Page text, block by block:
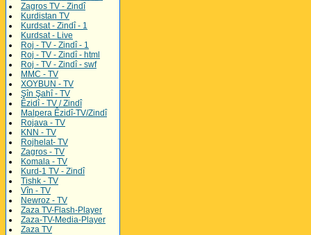
Zagros TV - Zindî
Kurdistan TV
Kurdsat - Zindî - 1
Kurdsat - Live
Roj - TV - Zindî - 1
Roj - TV - Zindî - html
Roj - TV - Zindî - swf
MMC - TV
XOYBUN - TV
Şîn Şahî - TV
Êzidî - TV / Zindî
Malpera Êzidî-TV/Zindî
Rojava - TV
KNN - TV
Rojhelat- TV
Zagros - TV
Komala - TV
Kurd-1 TV - Zindî
Tishk - TV
Vîn - TV
Newroz - TV
Zaza TV-Flash-Player
Zaza-TV-Media-Player
Zaza TV